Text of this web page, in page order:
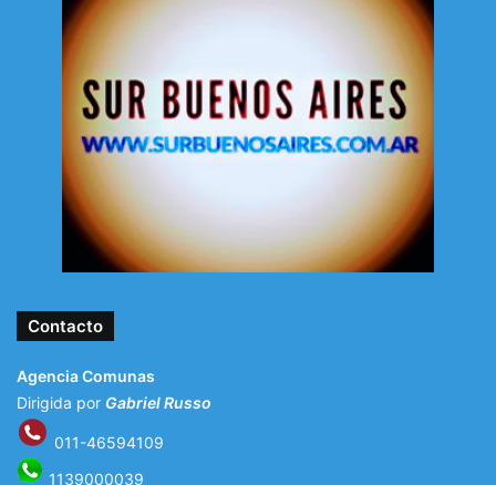
Contacto
Agencia Comunas
Dirigida por Gabriel Russo
011-46594109
1139000039